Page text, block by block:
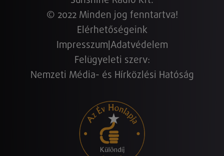
© 2022 Minden jog fenntartva!
Elérhetőségeink
Impresszum Adatvédelem
Felügyeleti szerv:
Nemzeti Média- és Hírközlési Hatóság